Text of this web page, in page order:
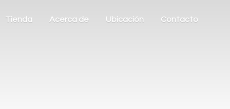
Tienda Acerca de Ubicación Contacto